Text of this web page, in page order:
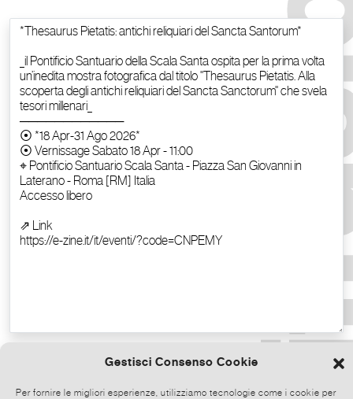
Gestisci Consenso Cookie
Per fornire le migliori esperienze, utilizziamo tecnologie come i cookie per
Copia il testo